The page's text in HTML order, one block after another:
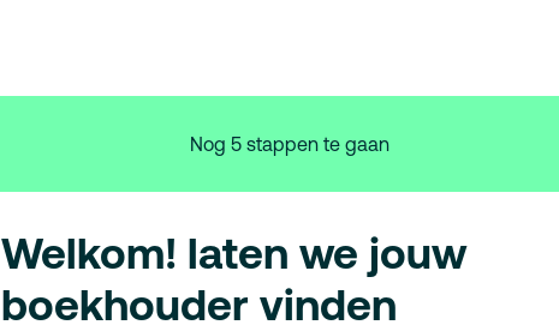
Nog 5 stappen te gaan
Welkom! laten we jouw
boekhouder vinden